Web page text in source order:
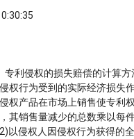
专利侵权的损失赔偿的计算
权行为受到的实际经济损失
权产品在市场上销售使专利
其销售量减少的总数乘以每
以侵权人因侵权行为获得的